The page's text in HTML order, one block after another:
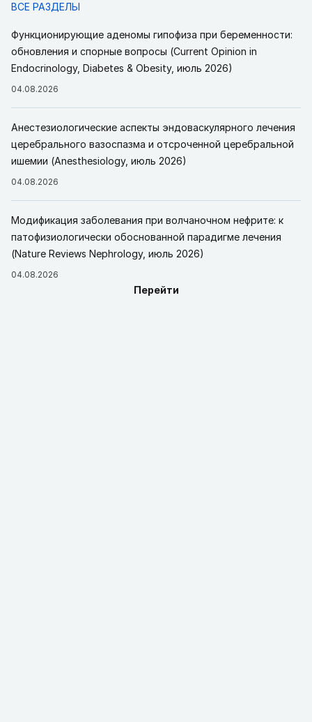
ВСЕ РАЗДЕЛЫ
Функционирующие аденомы гипофиза при беременности:
обновления и спорные вопросы (Current Opinion in
Endocrinology, Diabetes & Obesity, июль 2026)
04.08.2026
Анестезиологические аспекты эндоваскулярного лечения
церебрального вазоспазма и отсроченной церебральной
ишемии (Anesthesiology, июль 2026)
04.08.2026
Модификация заболевания при волчаночном нефрите: к
патофизиологически обоснованной парадигме лечения
(Nature Reviews Nephrology, июль 2026)
04.08.2026
Перейти